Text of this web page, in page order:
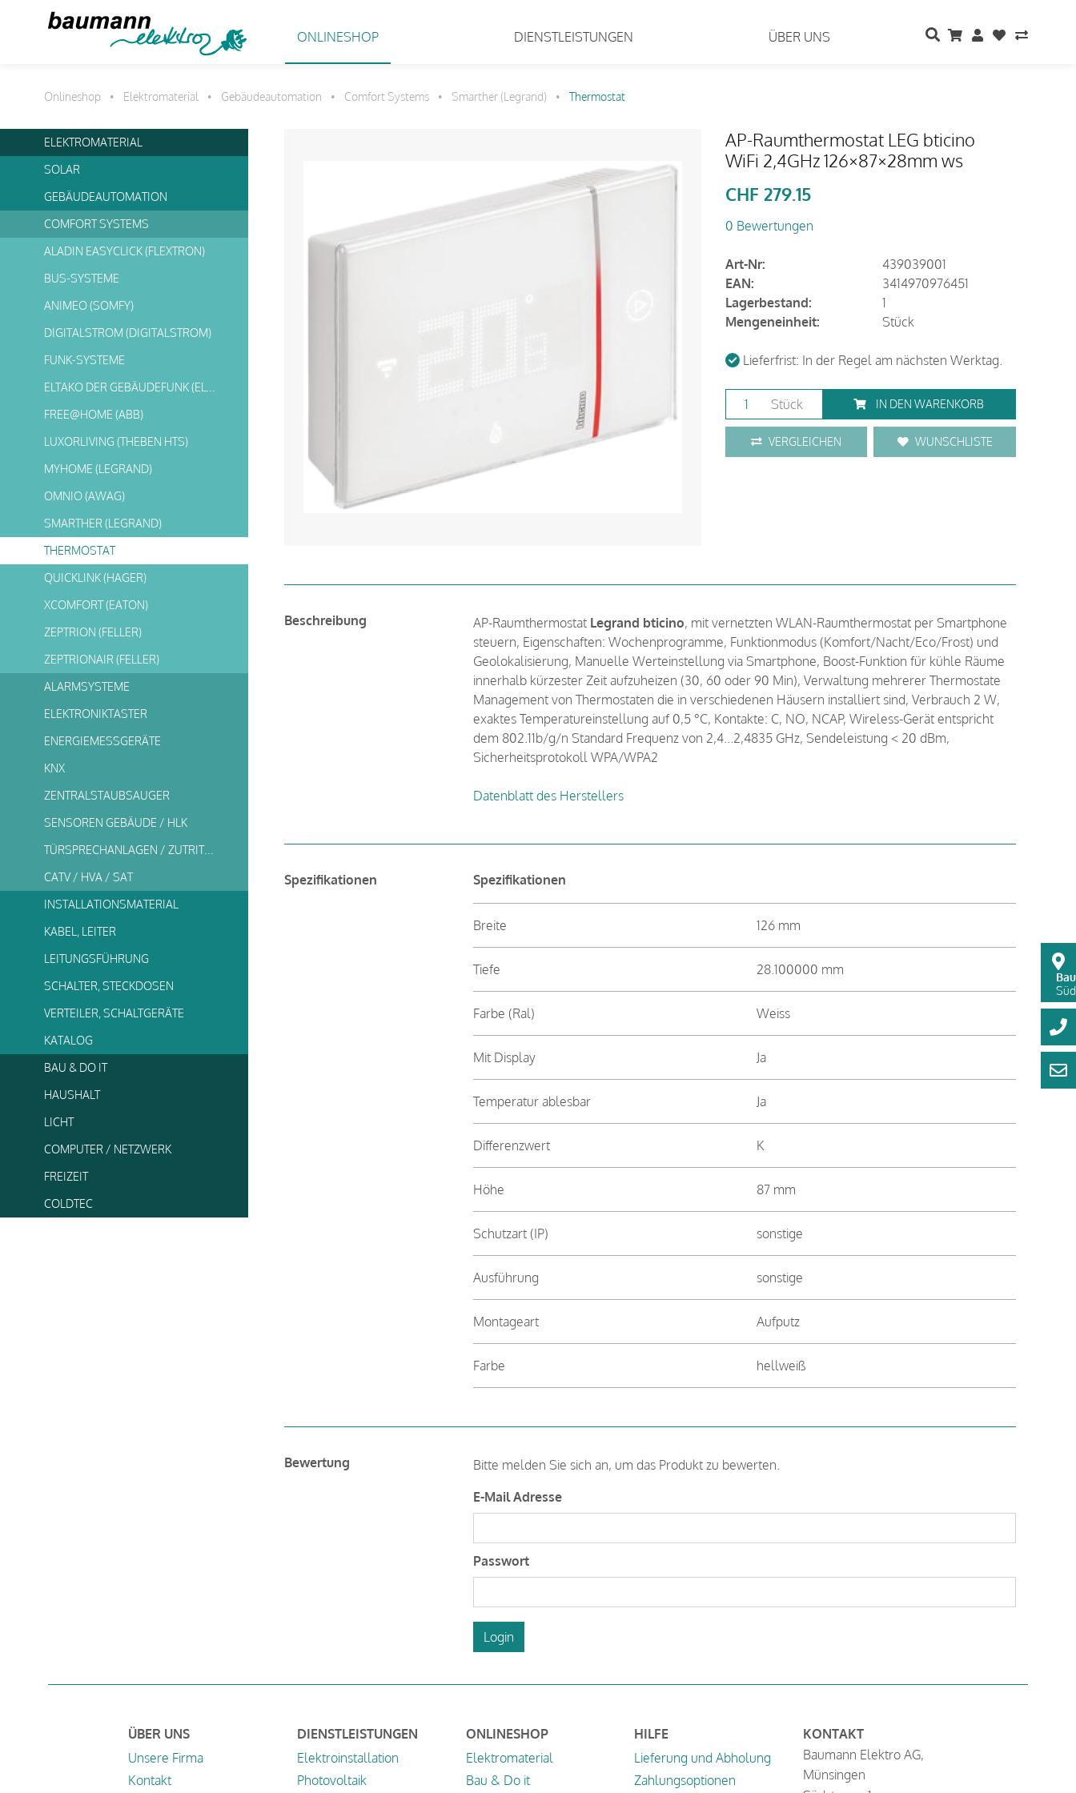
ONLINESHOP DIENSTLEISTUNGEN ÜBER UNS
Onlineshop • Elektromaterial • Gebäudeautomation • Comfort Systems • Smarther (Legrand) • Thermostat
ELEKTROMATERIAL
SOLAR
GEBÄUDEAUTOMATION
COMFORT SYSTEMS
ALADIN EASYCLICK (FLEXTRON)
BUS-SYSTEME
ANIMEO (SOMFY)
DIGITALSTROM (DIGITALSTROM)
FUNK-SYSTEME
FREE@HOME (ABB)
LUXORLIVING (THEBEN HTS)
MYHOME (LEGRAND)
OMNIO (AWAG)
SMARTHER (LEGRAND)
THERMOSTAT
QUICKLINK (HAGER)
XCOMFORT (EATON)
ZEPTRION (FELLER)
ZEPTRIONAIR (FELLER)
ALARMSYSTEME
ELEKTRONIKTASTER
ENERGIEMESSGERÄTE
KNX
ZENTRALSTAUBSAUGER
SENSOREN GEBÄUDE / HLK
TÜRSPRECHANLAGEN / ZUTRITTSSYSTEME
CATV / HVA / SAT
INSTALLATIONSMATERIAL
KABEL, LEITER
LEITUNGSFÜHRUNG
SCHALTER, STECKDOSEN
VERTEILER, SCHALTGERÄTE
KATALOG
BAU & DO IT
HAUSHALT
LICHT
COMPUTER / NETZWERK
FREIZEIT
COLDTEC
AP-Raumthermostat LEG bticino
WiFi 2,4GHz 126×87×28mm ws
CHF 279.15
0 Bewertungen
Art-Nr:
439039001
EAN:
3414970976451
Lagerbestand:
1
Mengeneinheit:
Stück
Lieferfrist: In der Regel am nächsten Werktag.
Stück IN DEN WARENKORB
VERGLEICHEN WUNSCHLISTE
Beschreibung AP-Raumthermostat Legrand bticino, mit vernetzten WLAN-Raumthermostat per Smartphone
steuern, Eigenschaften: Wochenprogramme, Funktionmodus (Komfort/Nacht/Eco/Frost) und
Geolokalisierung, Manuelle Werteinstellung via Smartphone, Boost-Funktion für kühle Räume
innerhalb kürzester Zeit aufzuheizen (30, 60 oder 90 Min), Verwaltung mehrerer Thermostate
Management von Thermostaten die in verschiedenen Häusern installiert sind, Verbrauch 2 W,
exaktes Temperatureinstellung auf 0,5 °C, Kontakte: C, NO, NCAP, Wireless-Gerät entspricht
dem 802.11b/g/n Standard Frequenz von 2,4...2,4835 GHz, Sendeleistung < 20 dBm,
Sicherheitsprotokoll WPA/WPA2
Datenblatt des Herstellers
Spezifikationen Spezifikationen
Breite 126 mm
Tiefe 28.100000 mm
Farbe (Ral) Weiss
Mit Display Ja
Temperatur ablesbar Ja
Differenzwert K
Höhe 87 mm
Schutzart (IP) sonstige
Ausführung sonstige
Montageart Aufputz
Farbe hellweiß
Bewertung
Bitte melden Sie sich an, um das Produkt zu bewerten.
E-Mail Adresse
Passwort
Login
ÜBER UNS
Unsere Firma
Kontakt
DIENSTLEISTUNGEN
Elektroinstallation
Photovoltaik
ONLINESHOP
Elektromaterial
Bau & Do it
HILFE
Lieferung und Abholung
Zahlungsoptionen
KONTAKT
Baumann Elektro AG,
Münsingen